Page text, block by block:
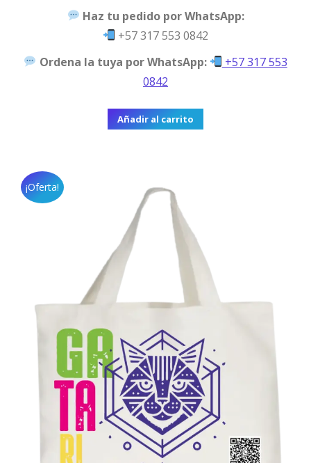
Haz tu pedido por WhatsApp:
+57 317 553 0842
Ordena la tuya por WhatsApp:
+57 317 553
0842
Añadir al carrito
¡Oferta!